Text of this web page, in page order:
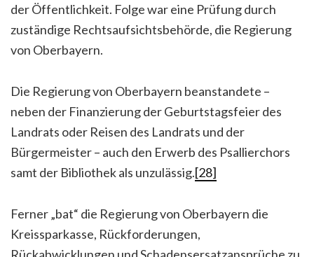
der Öffentlichkeit. Folge war eine Prüfung durch
zuständige Rechtsaufsichtsbehörde, die Regierung
von Oberbayern.
Die Regierung von Oberbayern beanstandete –
neben der Finanzierung der Geburtstagsfeier des
Landrats oder Reisen des Landrats und der
Bürgermeister – auch den Erwerb des Psallierchors
samt der Bibliothek als unzulässig.[28]
Ferner „bat“ die Regierung von Oberbayern die
Kreissparkasse, Rückforderungen,